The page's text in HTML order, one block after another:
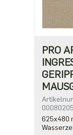
PRO
00080205
625x480